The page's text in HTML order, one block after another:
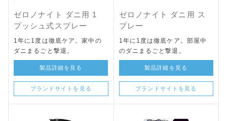
ゼロノナイト ダニ用 1
プッシュ式スプレー
1年に1度は徹底ケア。家中の
ダニまるごと撃退。
製品詳細を見る
ブランドサイトを見る
ゼロノナイト ダニ用 ス
プレー
1年に1度は徹底ケア。部屋中
のダニまるごと撃退。
製品詳細を見る
ブランドサイトを見る